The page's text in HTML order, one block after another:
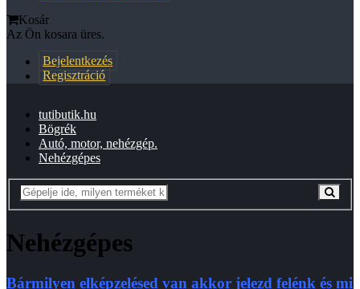
Kosár
Az Ön kosara üres.
Bejelentkezés
Regisztráció
tutibutik.hu
Bögrék
Autó, motor, nehézgép.
Nehézgépes
Nehézgépes
Bármilyen elképzelésed van akkor jelezd felénk és mi